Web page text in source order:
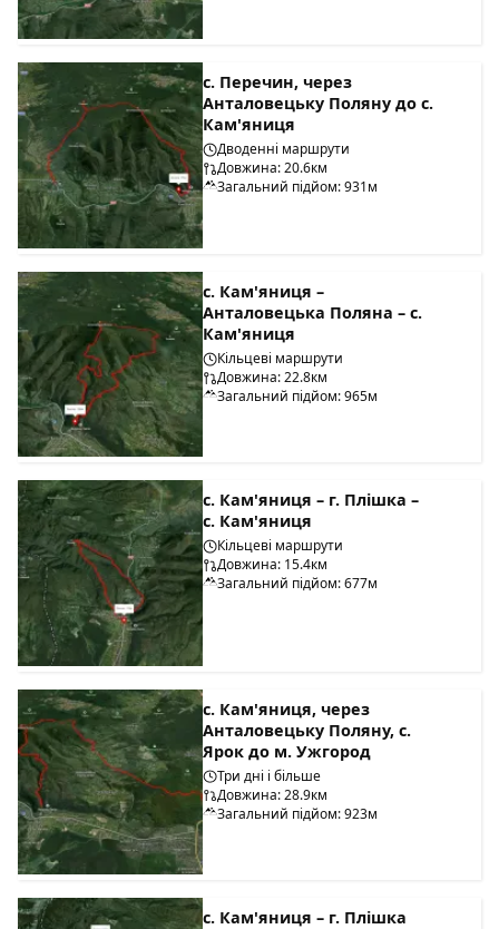
с. Перечин, через
Анталовецьку Поляну до с.
Кам'яниця
Дводенні маршрути
Довжина: 20.6км
Загальний підйом: 931м
с. Кам'яниця –
Анталовецька Поляна – с.
Кам'яниця
Кільцеві маршрути
Довжина: 22.8км
Загальний підйом: 965м
с. Кам'яниця – г. Плішка –
с. Кам'яниця
Кільцеві маршрути
Довжина: 15.4км
Загальний підйом: 677м
с. Кам'яниця, через
Анталовецьку Поляну, с.
Ярок до м. Ужгород
Три дні і більше
Довжина: 28.9км
Загальний підйом: 923м
с. Кам'яниця – г. Плішка